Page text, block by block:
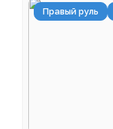
Правый руль